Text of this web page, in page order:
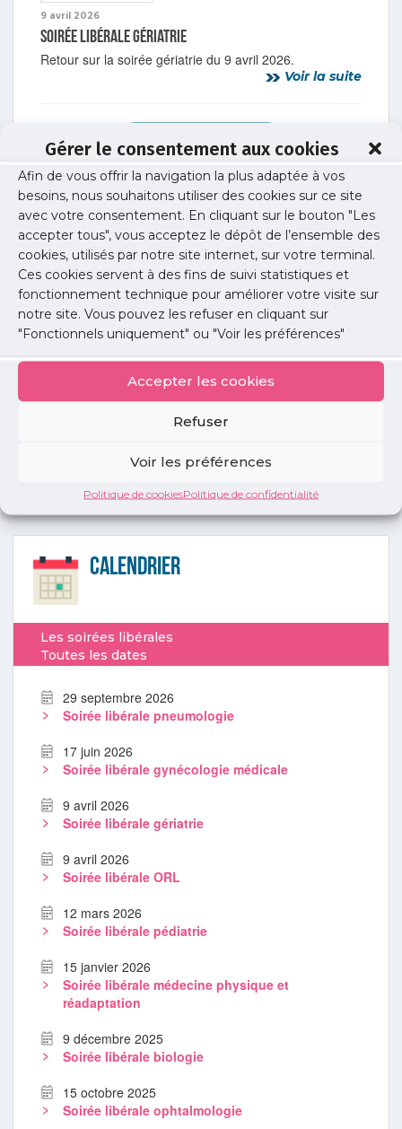
Gérer le consentement aux cookies
Afin de vous offrir la navigation la plus adaptée à vos
besoins, nous souhaitons utiliser des cookies sur ce site
avec votre consentement. En cliquant sur le bouton "Les
accepter tous", vous acceptez le dépôt de l’ensemble des
cookies, utilisés par notre site internet, sur votre terminal.
Ces cookies servent à des fins de suivi statistiques et
fonctionnement technique pour améliorer votre visite sur
notre site. Vous pouvez les refuser en cliquant sur
"Fonctionnels uniquement" ou "Voir les préférences"
Accepter les cookies
Refuser
Voir les préférences
Politique de cookiesPolitique de confidentialité
9 avril 2026
Soirée libérale gériatrie
Retour sur la soirée gériatrie du 9 avril 2026.
Voir la suite
Petites
annonces
Voir toutes les annonces
INSCRIPTION
Calendrier
Les soirées libérales
Toutes les dates
29 septembre 2026
Soirée libérale pneumologie
17 juin 2026
Soirée libérale gynécologie médicale
9 avril 2026
Soirée libérale gériatrie
9 avril 2026
Soirée libérale ORL
12 mars 2026
Soirée libérale pédiatrie
15 janvier 2026
Soirée libérale médecine physique et
réadaptation
9 décembre 2025
Soirée libérale biologie
15 octobre 2025
Soirée libérale ophtalmologie